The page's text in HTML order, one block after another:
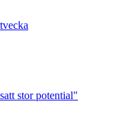
stor potential"